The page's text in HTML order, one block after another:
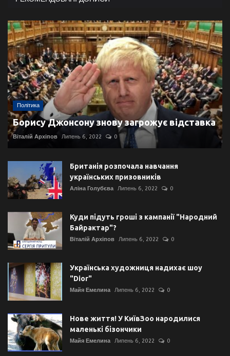
Політика
Борису Джонсону знову загрожує відставка
Віталій Архіпов Липень 6, 2022 0
Британія розпочала навчання
українських призовників
Аліна Голубєва Липень 6, 2022 0
Куди підуть гроші з кампанії "Народний
Байрактар"?
Віталій Архіпов Липень 6, 2022 0
Українська художниця надихає шоу
"Dior"
Майя Емелина Липень 6, 2022 0
Нове життя! У КиївЗоо народилися
маленькі бізончики
Майя Емелина Липень 6, 2022 0